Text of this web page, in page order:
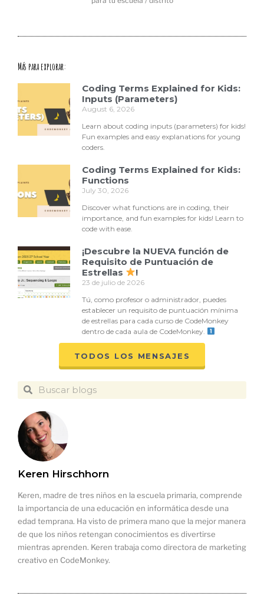
TODOS LOS MENSAJES
Keren Hirschhorn
Keren, madre de tres niños en la escuela primaria, comprende
la importancia de una educación en informática desde una
edad temprana. Ha visto de primera mano que la mejor manera
de que los niños retengan conocimientos es divertirse
mientras aprenden. Keren trabaja como directora de marketing
creativo en CodeMonkey.
Más para explorar:
Coding Terms Explained for Kids:
Inputs (Parameters)
August 6, 2026
Learn about coding inputs (parameters) for kids!
Fun examples and easy explanations for young
coders.
Coding Terms Explained for Kids:
Functions
July 30, 2026
Discover what functions are in coding, their
importance, and fun examples for kids! Learn to
code with ease.
¡Descubre la NUEVA función de
Requisito de Puntuación de
Estrellas
!
23 de julio de 2026
Tú, como profesor o administrador, puedes
establecer un requisito de puntuación mínima
de estrellas para cada curso de CodeMonkey
dentro de cada aula de CodeMonkey.